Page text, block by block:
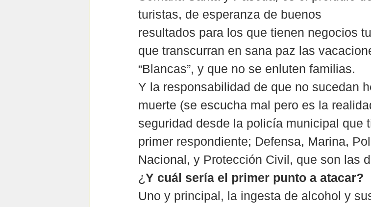
turistas, de esperanza de buenos
resultados para los que tienen negocios
que transcurran en sana paz las
“Blancas”, y que no se enluten familias.
Y la responsabilidad de que no sucedan
muerte (se escucha mal pero es la
seguridad desde la policía municipal que
primer respondiente; Defensa, Marina,
Nacional, y Protección Civil, que son las
¿Y cuál sería el primer punto a atacar?
Uno y principal, la ingesta de alcohol y